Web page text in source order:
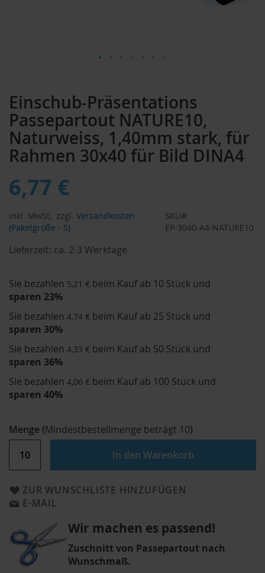
Einschub-Präsentations
Passepartout NATURE10,
Naturweiss, 1,40mm stark, für
Rahmen 30x40 für Bild DINA4
6,77 €
inkl. MwSt, zzgl. Versandkosten
(Paketgröße - S)
SKU
EP-3040-A4-NATURE10
Lieferzeit: ca. 2-3 Werktage
Sie bezahlen 5,21 € beim Kauf ab 10 Stück und
sparen 23%
Sie bezahlen 4,74 € beim Kauf ab 25 Stück und
sparen 30%
Sie bezahlen 4,33 € beim Kauf ab 50 Stück und
sparen 36%
Sie bezahlen 4,06 € beim Kauf ab 100 Stück und
sparen 40%
Menge (Mindestbestellmenge beträgt 10)
In den Warenkorb
ZUR WUNSCHLISTE HINZUFÜGEN
E-MAIL
Wir machen es passend!
Zuschnitt von Passepartout nach
Wunschmaß.
der
Bildergalerie
springen